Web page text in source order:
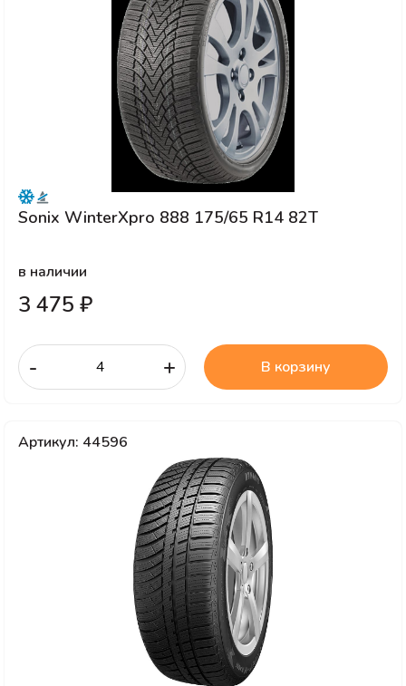
Sonix WinterXpro 888 175/65 R14 82T
в наличии
3 475 ₽
- + В корзину
Артикул: 44596